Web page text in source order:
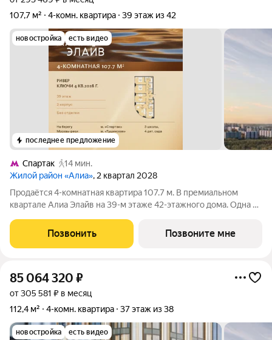
107,7 м²
4-комн. квартира 39 этаж из 42
новостройка есть видео
последнее предложение
Спартак
14 мин.
Жилой район «Алиа», 2 квартал 2028
Продаётся 4-комнатная квартира 107.7 м. В премиальном
квартале Алиа Элайв на 39-м этаже 42-этажного дома. Одна из
премиальный квартал Алиа Элайв. Это две башни LIGHTHOUSE
от бюро APEX на первой
Позвонить Позвоните мне
85 064 320 ₽
от 305 581 ₽ в месяц
112,4 м²
4-комн. квартира 37 этаж из 38
новостройка есть видео